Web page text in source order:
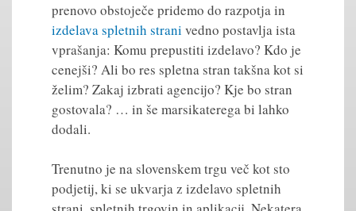
prenovo obstoječe pridemo do razpotja in
izdelava spletnih strani vedno postavlja ista
vprašanja: Komu prepustiti izdelavo? Kdo je
cenejši? Ali bo res spletna stran takšna kot si
želim? Zakaj izbrati agencijo? Kje bo stran
gostovala? … in še marsikaterega bi lahko
dodali.
Trenutno je na slovenskem trgu več kot sto
podjetij, ki se ukvarja z izdelavo spletnih